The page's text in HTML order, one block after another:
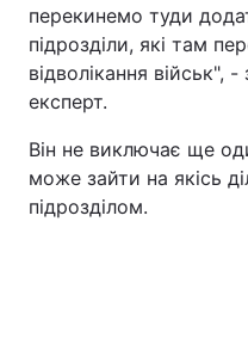
перекинемо туди
підрозділи, які там
відволікання військ",
експерт.
Він не виключає ще
може зайти на якісь
підрозділом.